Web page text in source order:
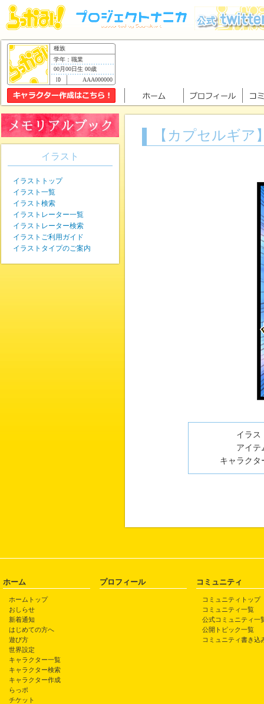
種族
学年：職業
00月00日生 00歳
AAA000000
【カプセルギ
イラス
アイテ
キャラクタ
イラスト
イラストトップ
イラスト一覧
イラスト検索
イラストレーター一覧
イラストレーター検索
イラストご利用ガイド
イラストタイプのご案内
ホーム
ホームトップ
おしらせ
新着通知
はじめての方へ
遊び方
世界設定
キャラクター一覧
キャラクター検索
キャラクター作成
らっポ
チケット
プロフィール コミュニティ
コミュニティトップ
コミュニティ一覧
公式コミュニティ一
公開トピック一覧
コミュニティ書き込